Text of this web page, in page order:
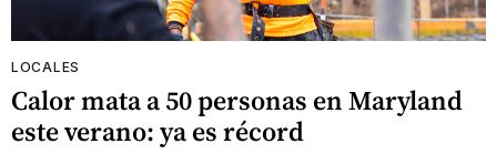
LOCALES
Calor mata a 50 personas en Maryland
este verano: ya es récord